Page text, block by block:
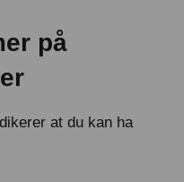
på
at du kan ha